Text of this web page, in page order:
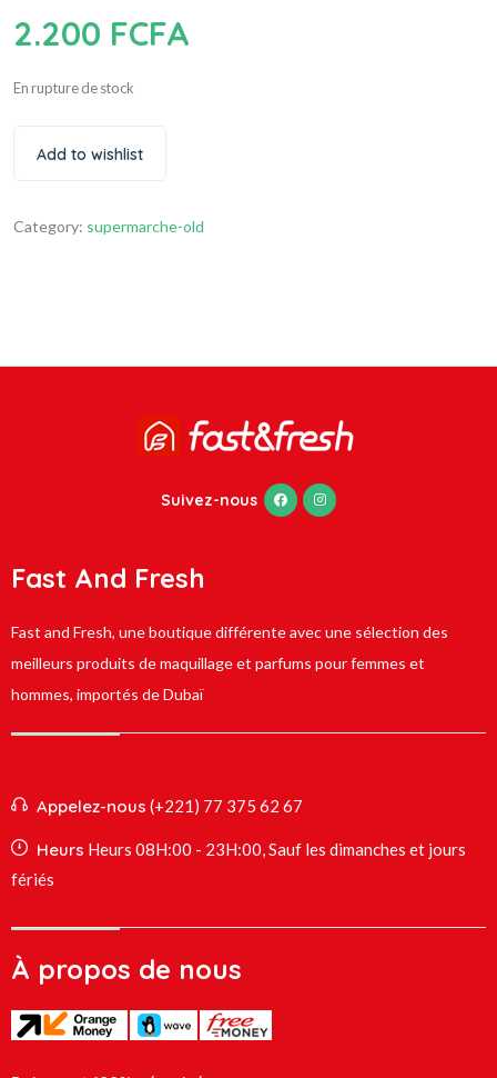
2.200 FCFA
En rupture de stock
Add to wishlist
Category: supermarche-old
Suivez-nous
Fast And Fresh
Fast and Fresh, une boutique différente avec une sélection des
meilleurs produits de maquillage et parfums pour femmes et
hommes, importés de Dubaï
Appelez-nous (+221) 77 375 62 67
Heurs Heurs 08H:00 - 23H:00, Sauf les dimanches et jours
fériés
À propos de nous